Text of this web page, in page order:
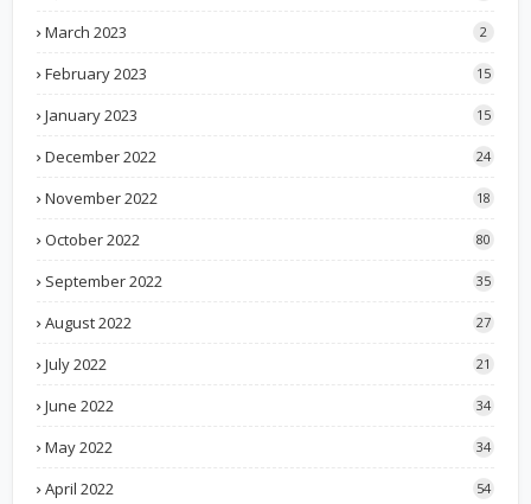
March 2023 2
February 2023 15
January 2023 15
December 2022 24
November 2022 18
October 2022 80
September 2022 35
August 2022 27
July 2022 21
June 2022 34
May 2022 34
April 2022 54